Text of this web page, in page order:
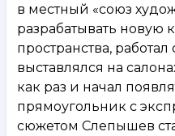
в местный «союз
разрабатывать новую
пространства,
выставлялся на
как раз и начал
прямоугольник с
сюжетом Слепышев